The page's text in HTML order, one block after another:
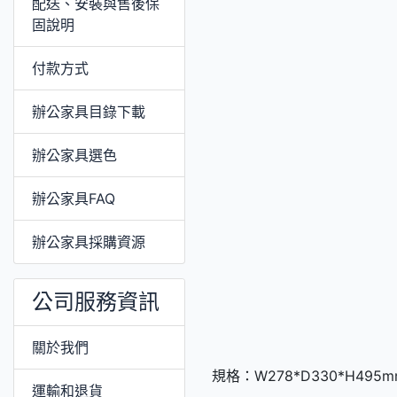
固說明
付款方式
辦公家具目錄下載
辦公家具選色
辦公家具FAQ
辦公家具採購資源
公司服務資訊
關於我們
運輸和退貨
規格：